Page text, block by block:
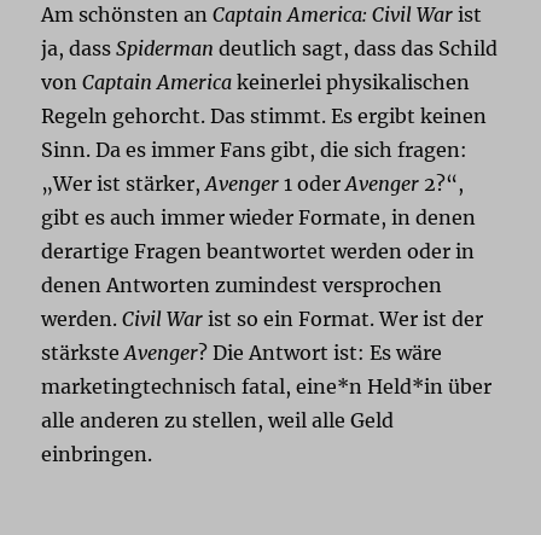
Am schönsten anCaptain America: Civil War ist
ja, dassSpiderman deutlich sagt, dass das Schild
vonCaptain America keinerlei physikalischen
Regeln gehorcht. Das stimmt. Es ergibt keinen
Sinn. Da es immer Fans gibt, die sich fragen:
„Wer ist stärker,Avenger 1 oderAvenger 2?“,
gibt es auch immer wieder Formate, in denen
derartige Fragen beantwortet werden oder in
denen Antworten zumindest versprochen
werden.Civil War ist so ein Format. Wer ist der
stärksteAvenger? Die Antwort ist: Es wäre
marketingtechnisch fatal, eine*n Held*in über
alle anderen zu stellen, weil alle Geld
einbringen.